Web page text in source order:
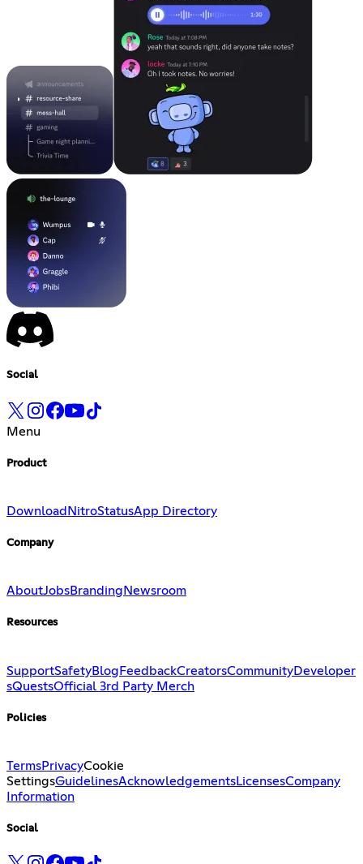
Social
Menu
Product
Download NitroStatusApp Directory
Company
AboutJobsBranding Newsroom
Resources
SupportSafetyBlogFeedbackCreatorsCommunityDeveloper
sQuestsOfficial 3rd Party Merch
Policies
TermsPrivacyCookie
SettingsGuidelinesAcknowledgementsLicensesCompany
Information
Social